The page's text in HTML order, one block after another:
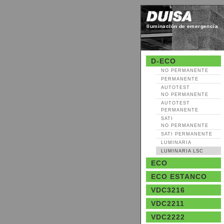
Iluminación de emergencia
D-ECO
NO PERMANENTE
PERMANENTE
AUTOTEST
NO PERMANENTE
AUTOTEST
PERMANENTE
SATI
NO PERMANENTE
SATI PERMANENTE
LUMINARIA
LUMINARIA LSC
ECO
ECO ESTANCO
VDC3216
VDC2211
VDC2222